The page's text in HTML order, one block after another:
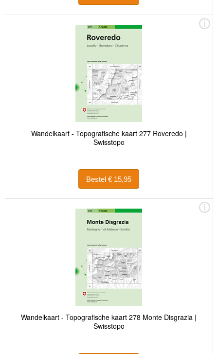
Wandelkaart - Topografische kaart 277 Roveredo |
Swisstopo
Bestel € 15,95
Wandelkaart - Topografische kaart 278 Monte Disgrazia |
Swisstopo